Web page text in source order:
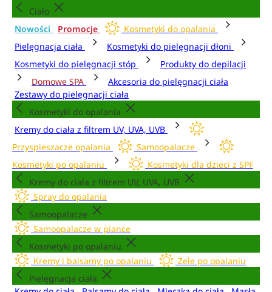
Ciało
Nowości
Promocje
Kosmetyki do opalania
Pielęgnacja ciała
Kosmetyki do pielęgnacji dłoni
Kosmetyki do pielęgnacji stóp
Produkty do depilacji
Domowe SPA
Akcesoria do pielęgnacji ciała
Zestawy do pielęgnacji ciała
Kosmetyki do opalania
Kremy do ciała z filtrem UV, UVA, UVB
Przyspieszacze opalania
Samoopalacze
Kosmetyki po opalaniu
Kosmetyki dla dzieci z SPF
Kremy do ciała z filtrem UV, UVA, UVB
Spray do opalania
Samoopalacze
Samoopalacze w piance
Kosmetyki po opalaniu
Kremy i balsamy po opalaniu
Żele po opalaniu
Pielęgnacja ciała